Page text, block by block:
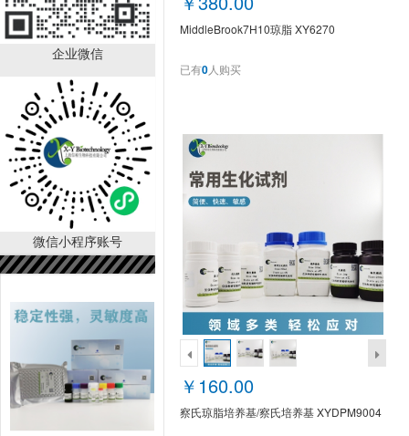
企业微信
微信小程序账号
已有 1000人购买
LAMP可视化染料，20×
￥990.00
已有50人购买
MiddleBrook7H10琼脂 XY6270
已有0人购买
￥160.00
察氏琼脂培养基/察氏培养基 XYDPM9004